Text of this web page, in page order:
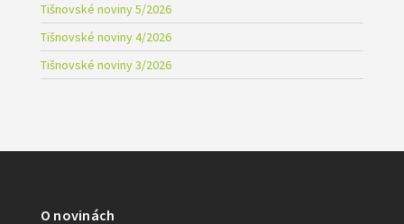
Tišnovské noviny 5/2026
Tišnovské noviny 4/2026
Tišnovské noviny 3/2026
O novinách